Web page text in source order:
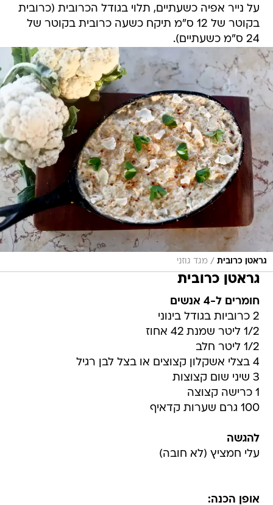
על נייר אפיה כשעתיים, תלוי בגודל הכרובית (כרובית
בקוטר של 12 ס"מ תיקח כשעה כרובית בקוטר של
24 ס"מ כשעתיים).
גראטן כרובית / מגד גוזני
גראטן כרובית
חומרים ל-4 אנשים
2 כרוביות בגודל בינוני
1/2 ליטר שמנת 42 אחוז
1/2 ליטר חלב
4 בצלי אשקלון קצוצים או בצל לבן רגיל
3 שיני שום קצוצות
1 כרישה קצוצה
100 גרם שערות קדאיף
להגשה
עלי חמציץ (לא חובה)
אופן הכנה: